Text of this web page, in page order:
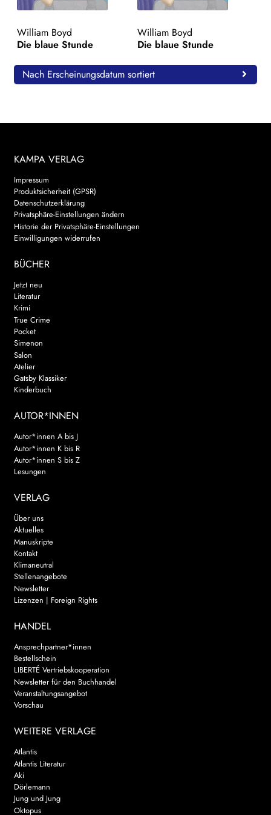
Search:
William Boyd
Die blaue Stunde
William Boyd
Die blaue Stunde
Nach Erscheinungsdatum sortiert
KAMPA VERLAG
Impressum
Produktsicherheit (GPSR)
Datenschutzerklärung
Privatsphäre-Einstellungen ändern
Historie der Privatsphäre-Einstellungen
Einwilligungen widerrufen
BÜCHER
Jetzt neu
Literatur
Krimi
True Crime
Pocket
Simenon
Salon
Atelier
Gatsby Klassiker
Kinderbuch
AUTOR*INNEN
Autor*innen A bis J
Autor*innen K bis R
Autor*innen S bis Z
Lesungen
VERLAG
Über uns
Aktuelles
Manuskripte
Kontakt
Klimaneutral
Stellenangebote
Newsletter
Lizenzen | Foreign Rights
HANDEL
Ansprechpartner*innen
Bestellschein
LIBERTÉ Vertriebskooperation
Newsletter für den Buchhandel
Veranstaltungsangebot
Vorschau
WEITERE VERLAGE
Atlantis
Atlantis Literatur
Aki
Dörlemann
Jung und Jung
Oktopus